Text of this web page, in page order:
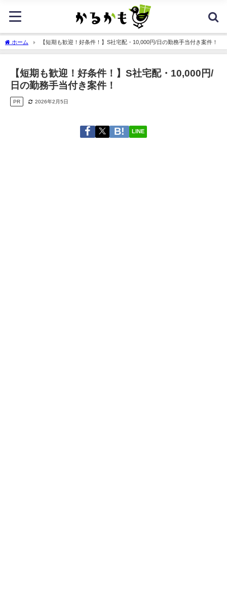
ホーム 【短期も歓迎！好条件！】S社宅配・10,000円/日の勤務手当付き案件！
【短期も歓迎！好条件！】S社宅配・10,000円/
日の勤務手当付き案件！
PR 2026年2月5日
LINE